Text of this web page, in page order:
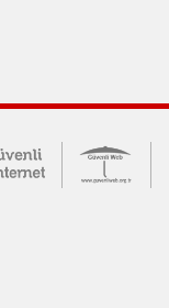
Merkezi
Güvende (yeni
Güvenli